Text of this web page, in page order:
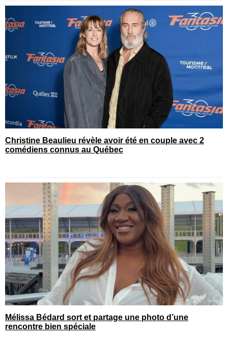
Christine Beaulieu révèle avoir été en couple avec 2
comédiens connus au Québec
Mélissa Bédard sort et partage une photo d’une
rencontre bien spéciale